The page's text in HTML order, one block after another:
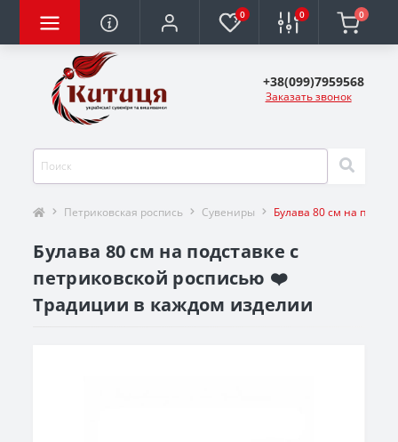
0 0 0
+38(099)7959568
Заказать звонок
Петриковская роспись Сувениры Булава 80 см на
Булава 80 см на подставке с
петриковской росписью ❤️
Традиции в каждом изделии